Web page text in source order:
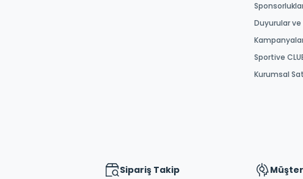
Duyurular ve
Sportive
Kurumsal
Sipariş Takip